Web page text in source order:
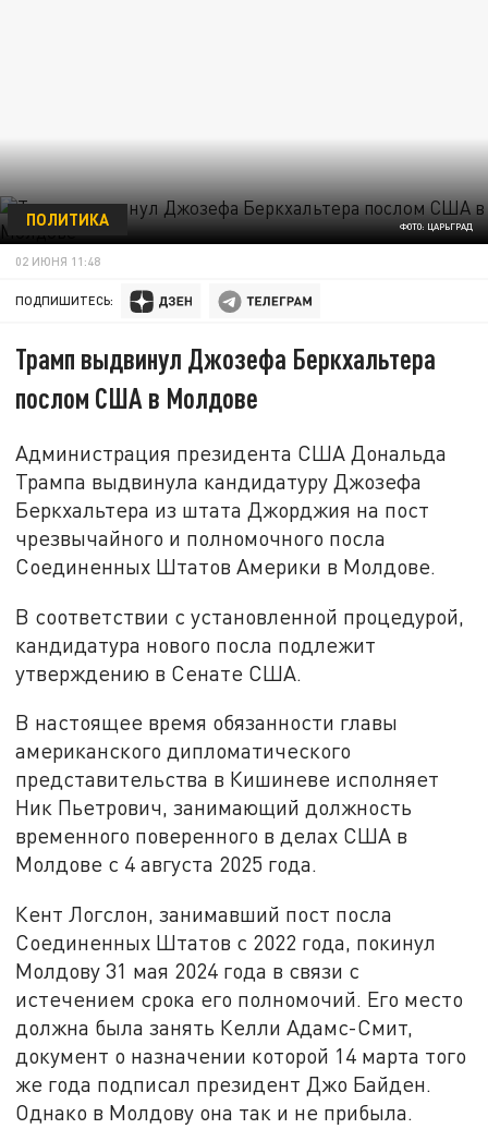
ФОТО: ЦАРЬГРАД
ПОЛИТИКА
02 ИЮНЯ 11:48
ПОДПИШИТЕСЬ:
Трамп выдвинул Джозефа Беркхальтера
послом США в Молдове
Администрация президента США Дональда
Трампа выдвинула кандидатуру Джозефа
Беркхальтера из штата Джорджия на пост
чрезвычайного и полномочного посла
Соединенных Штатов Америки в Молдове.
В соответствии с установленной процедурой,
кандидатура нового посла подлежит
утверждению в Сенате США.
В настоящее время обязанности главы
американского дипломатического
представительства в Кишиневе исполняет
Ник Пьетрович, занимающий должность
временного поверенного в делах США в
Молдове с 4 августа 2025 года.
Кент Логслон, занимавший пост посла
Соединенных Штатов с 2022 года, покинул
Молдову 31 мая 2024 года в связи с
истечением срока его полномочий. Его место
должна была занять Келли Адамс-Смит,
документ о назначении которой 14 марта того
же года подписал президент Джо Байден.
Однако в Молдову она так и не прибыла.